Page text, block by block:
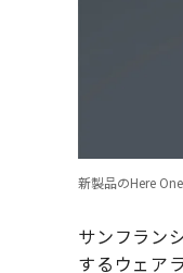
新製品のHere
サンフラン
するウェア